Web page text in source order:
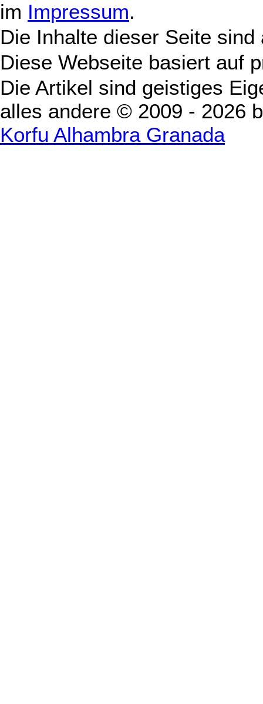
im Impressum.
Die Inhalte dieser Seite
Diese Webseite basiert auf
Die Artikel sind geistiges
alles andere © 2009 - 2026
Korfu Alhambra Granada